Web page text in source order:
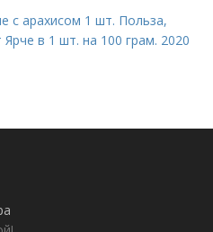
с арахисом 1 шт. Польза,
в 1 шт. на 100 грам. 2020